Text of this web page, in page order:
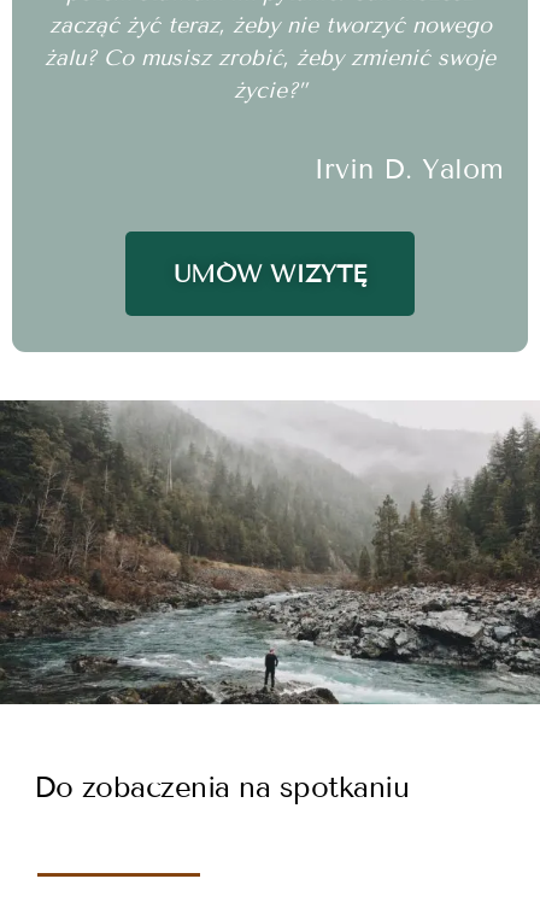
zacząć żyć teraz, żeby nie tworzyć nowego
żalu? Co musisz zrobić, żeby zmienić swoje
życie?”
Irvin D. Yalom
UMÓW WIZYTĘ
Do zobaczenia na spotkaniu